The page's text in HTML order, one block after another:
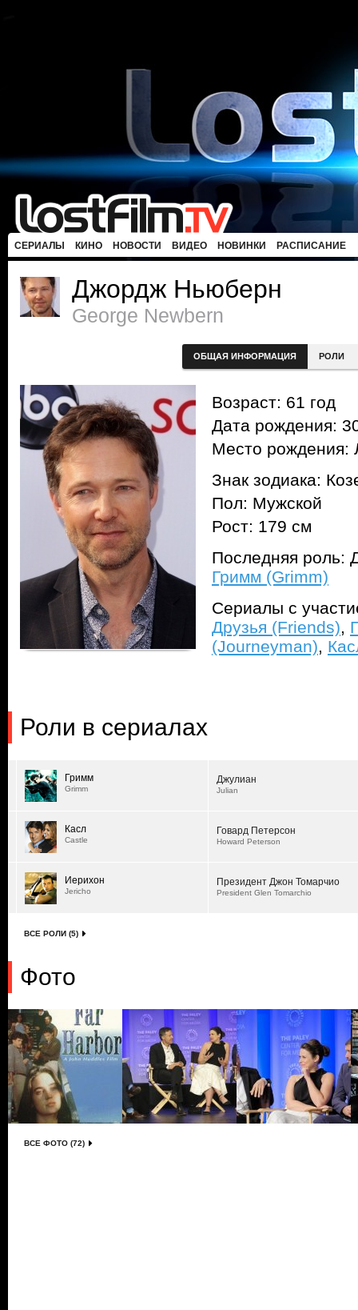
СЕРИАЛЫ КИНО НОВОСТИ ВИДЕО НОВИНКИ РАСПИСАНИЕ
Джордж Ньюберн
George Newbern
ОБЩАЯ ИНФОРМАЦИЯ РОЛИ
Возраст: 61 год
Дата рождения:
Место рождения:
Знак зодиака:
Пол: Мужской
Рост: 179 см
Последняя роль:
Гримм (Grimm)
Сериалы с
Друзья (Friends),
(Journeyman),
Роли в сериалах
Гримм
Grimm
Джулиан
Julian
Касл
Castle
Говард Петерсон
Howard Peterson
Иерихон
Jericho
Президент Джон Томарчио
President Glen Tomarchio
ВСЕ РОЛИ (5)
Фото
ВСЕ ФОТО (72)